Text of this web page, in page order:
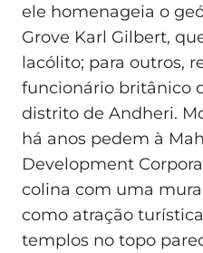
ele homenageia o
Grove Karl Gilbert,
lacólito; para outros,
funcionário britânico
distrito de Andheri.
há anos pedem à
Development
colina com uma
como atração
templos no topo